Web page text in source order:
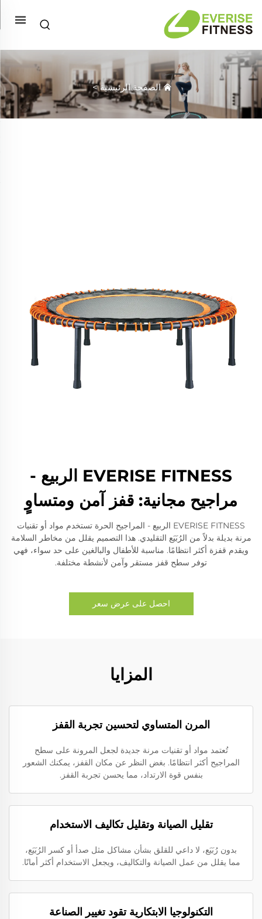
الصفحة الرئيسية>
EVERISE FITNESS الربيع -
مراجيح مجانية: قفز آمن ومتساوٍ
EVERISE FITNESS الربيع - المراجيح الحرة تستخدم مواد أو تقنيات
مرنة بديلة بدلاً من الرُبَيَع التقليدي. هذا التصميم يقلل من مخاطر السلامة
ويقدم قفزة أكثر انتظامًا. مناسبة للأطفال والبالغين على حد سواء، فهي
توفر سطح قفز مستقر وآمن لأنشطة مختلفة.
احصل على عرض سعر
المزايا
المرن المتساوي لتحسين تجربة القفز
تُعتمد مواد أو تقنيات مرنة جديدة لجعل المرونة على سطح
المراجيح أكثر انتظامًا. بغض النظر عن مكان القفز، يمكنك الشعور
بنفس قوة الارتداد، مما يحسن تجربة القفز.
تقليل الصيانة وتقليل تكاليف الاستخدام
بدون رُبَيَع، لا داعي للقلق بشأن مشاكل مثل صدأ أو كسر الرُبَيَع،
مما يقلل من عمل الصيانة والتكاليف، ويجعل الاستخدام أكثر أمانًا.
التكنولوجيا الابتكارية تقود تغيير الصناعة